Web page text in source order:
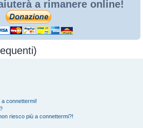
a rimanere online!
connettermi!
riesco più a connettermi?!